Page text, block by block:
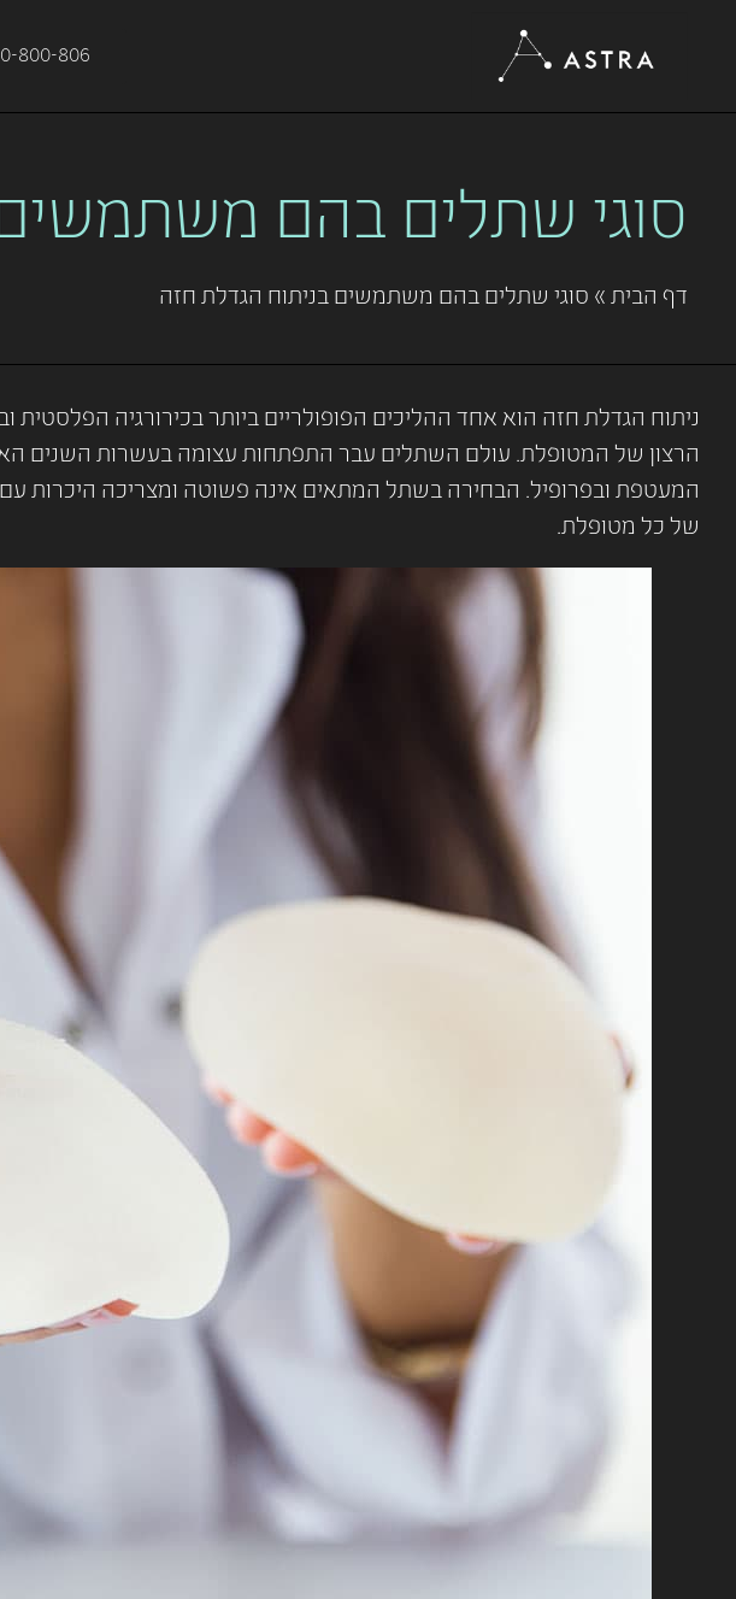
800-806
סוגי שתלים בהם
דף הבית » סוגי שתלים בהם משתמשים בניתוח הגדלת חזה
ניתוח הגדלת חזה הוא אחד ההליכים הפופולריים ביותר בכירורגיה
הרצון של המטופלת. עולם השתלים עבר התפתחות עצומה בעשרות השנים
המעטפת ובפרופיל. הבחירה בשתל המתאים אינה פשוטה ומצריכה היכרות עם
של כל מטופלת.